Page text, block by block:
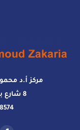
مركز أ.د
8 شارع بيروت مصر الجديدة القاهرة